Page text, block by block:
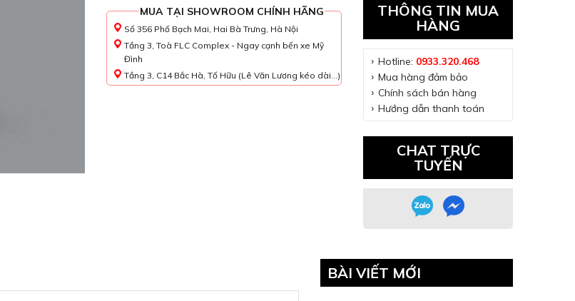
MUA TẠI SHOWROOM CHÍNH HÃNG
Số 356 Phố Bạch Mai, Hai Bà Trưng, Hà Nội
Tầng 3, Toà FLC Complex - Ngay cạnh bến xe Mỹ
Đình
Tầng 3, C14 Bắc Hà, Tố Hữu (Lê Văn Lương kéo dài...)
THÔNG TIN MUA
HÀNG
Hotline: 0933.320.468
Mua hàng đảm bảo
Chính sách bán hàng
Hướng dẫn thanh toán
CHAT TRỰC
TUYẾN
BÀI VIẾT MỚI